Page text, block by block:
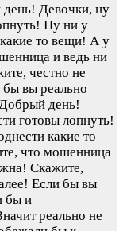
Девочки, ну
Ну ни у
то вещи! А у
и ведь ни
честно не
бы вы реально
день!
готовы лопнуть!
какие то
что мошенница
Скажите,
Если бы вы
бы и
реально не